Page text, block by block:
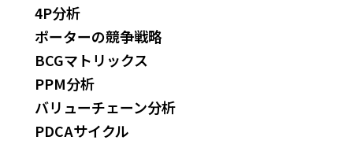
4P分析
ポーターの競争戦略
BCGマトリックス
PPM分析
バリューチェーン分析
PDCAサイクル